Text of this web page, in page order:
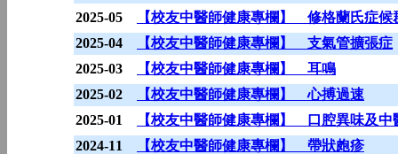
2025-05
【校友中醫師健康專欄】 修格蘭氏症候
2025-04
【校友中醫師健康專欄】 支氣管擴張症
2025-03
【校友中醫師健康專欄】 耳鳴
2025-02
【校友中醫師健康專欄】 心搏過速
2025-01
【校友中醫師健康專欄】 口腔異味及中
2024-11
【校友中醫師健康專欄】 帶狀皰疹